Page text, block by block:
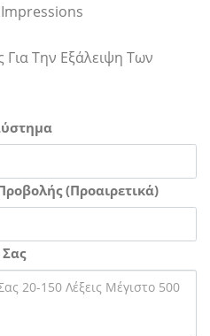
Την Εξάλειψη Των
(Προαιρετικά)